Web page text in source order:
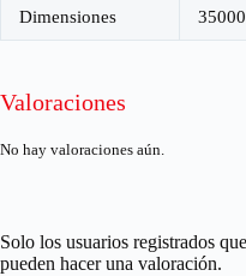
Dimensiones
Valoraciones
No hay valoraciones aún.
Solo los usuarios registrados
pueden hacer una valoración.